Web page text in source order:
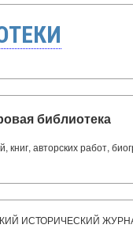
библиотека
книг, авторских работ,
ИСТОРИЧЕСКИЙ